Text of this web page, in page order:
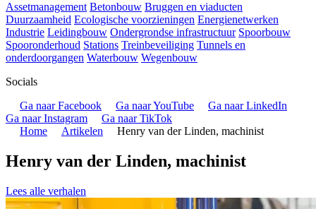
Assetmanagement Betonbouw Bruggen en viaducten
Duurzaamheid Ecologische voorzieningen Energienetwerken
Industrie Leidingbouw Ondergrondse infrastructuur Spoorbouw
Spooronderhoud Stations Treinbeveiliging Tunnels en
onderdoorgangen Waterbouw Wegenbouw
Socials
Ga naar Facebook
Ga naar YouTube
Ga naar LinkedIn
Ga naar Instagram
Ga naar TikTok
Home
Artikelen Henry van der Linden, machinist
Henry van der Linden, machinist
Lees alle verhalen